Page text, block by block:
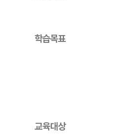
학습목표
교육대상